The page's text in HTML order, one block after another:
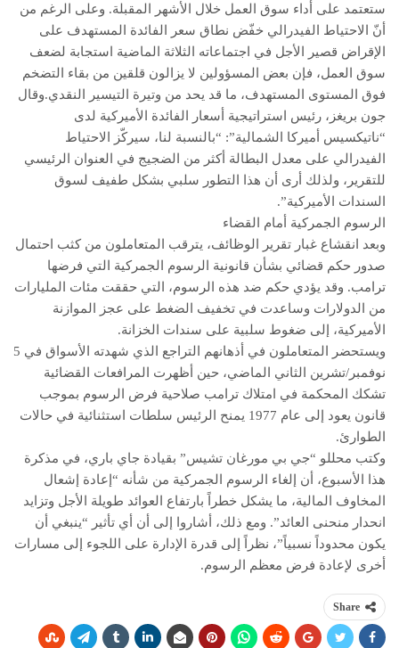
ستعتمد على أداء سوق العمل خلال الأشهر المقبلة. وعلى الرغم من
أنّ الاحتياط الفيدرالي خفّض نطاق سعر الفائدة المستهدف على
الإقراض قصير الأجل في اجتماعاته الثلاثة الماضية استجابة لضعف
سوق العمل، فإن بعض المسؤولين لا يزالون قلقين من بقاء التضخم
فوق المستوى المستهدف، ما قد يحد من وتيرة التيسير النقدي.وقال
جون بريغز، رئيس استراتيجية أسعار الفائدة الأميركية لدى
“ناتيكسيس أميركا الشمالية”: “بالنسبة لنا، سيركّز الاحتياط
الفيدرالي على معدل البطالة أكثر من الضجيج في العنوان الرئيسي
للتقرير، ولذلك أرى أن هذا التطور سلبي بشكل طفيف لسوق
السندات الأميركية”.
الرسوم الجمركية أمام القضاء
وبعد انقشاع غبار تقرير الوظائف، يترقب المتعاملون من كثب احتمال
صدور حكم قضائي بشأن قانونية الرسوم الجمركية التي فرضها
ترامب. وقد يؤدي حكم ضد هذه الرسوم، التي حققت مئات المليارات
من الدولارات وساعدت في تخفيف الضغط على عجز الموازنة
الأميركية، إلى ضغوط سلبية على سندات الخزانة.
ويستحضر المتعاملون في أذهانهم التراجع الذي شهدته الأسواق في 5
نوفمبر/تشرين الثاني الماضي، حين أظهرت المرافعات القضائية
تشكك المحكمة في امتلاك ترامب صلاحية فرض الرسوم بموجب
قانون يعود إلى عام 1977 يمنح الرئيس سلطات استثنائية في حالات
الطوارئ.
وكتب محللو “جي بي مورغان تشيس” بقيادة جاي باري، في مذكرة
هذا الأسبوع، أن إلغاء الرسوم الجمركية من شأنه “إعادة إشعال
المخاوف المالية، ما يشكل خطراً بارتفاع العوائد طويلة الأجل وتزايد
انحدار منحنى العائد”. ومع ذلك، أشاروا إلى أن أي تأثير “ينبغي أن
يكون محدوداً نسبياً”، نظراً إلى قدرة الإدارة على اللجوء إلى مسارات
أخرى لإعادة فرض معظم الرسوم.
Share